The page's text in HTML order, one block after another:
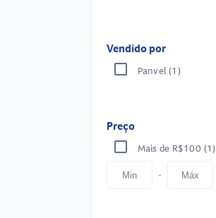
Vendido por
Panvel (1)
Preço
Mais de R$100 (1)
-